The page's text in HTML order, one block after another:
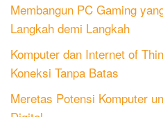
Membangun PC Gaming
Langkah demi Langkah
Komputer dan Internet of
Koneksi Tanpa Batas
Meretas Potensi Komputer